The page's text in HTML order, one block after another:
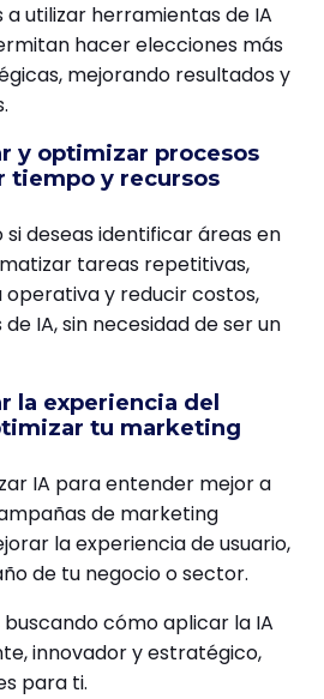
utilizar herramientas de IA
hacer elecciones más
mejorando resultados y
y optimizar procesos
tiempo y recursos
deseas identificar áreas en
tareas repetitivas,
y reducir costos,
IA, sin necesidad de ser un
la experiencia del
tu marketing
IA para entender mejor a
de marketing
la experiencia de usuario,
de tu negocio o sector.
buscando cómo aplicar la IA
innovador y estratégico,
para ti.